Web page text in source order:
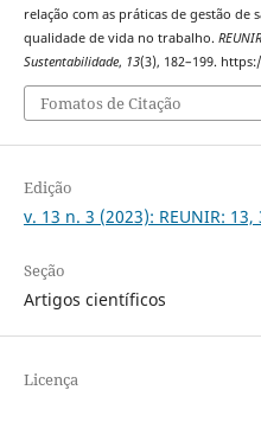
relação com as práticas de gestão de
qualidade de vida no trabalho.
Sustentabilidade, 13(3), 182–199.
Fomatos de Citação
Edição
v. 13 n. 3 (2023): REUNIR: 13,
Seção
Artigos científicos
Licença